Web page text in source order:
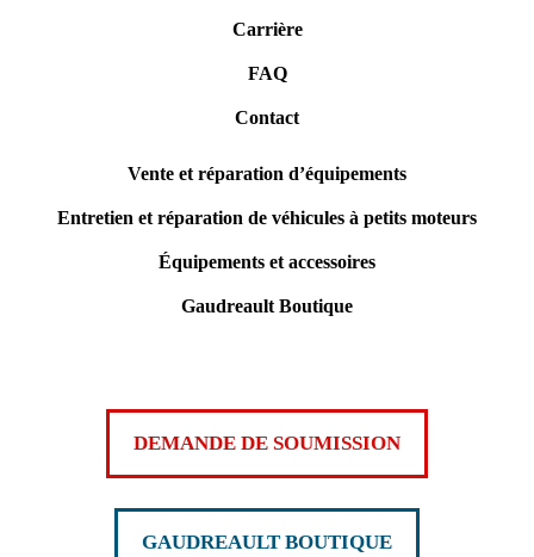
Carrière
FAQ
Contact
Vente et réparation d’équipements
Entretien et réparation de véhicules à petits moteurs
Équipements et accessoires
Gaudreault Boutique
DEMANDE DE SOUMISSION
GAUDREAULT BOUTIQUE